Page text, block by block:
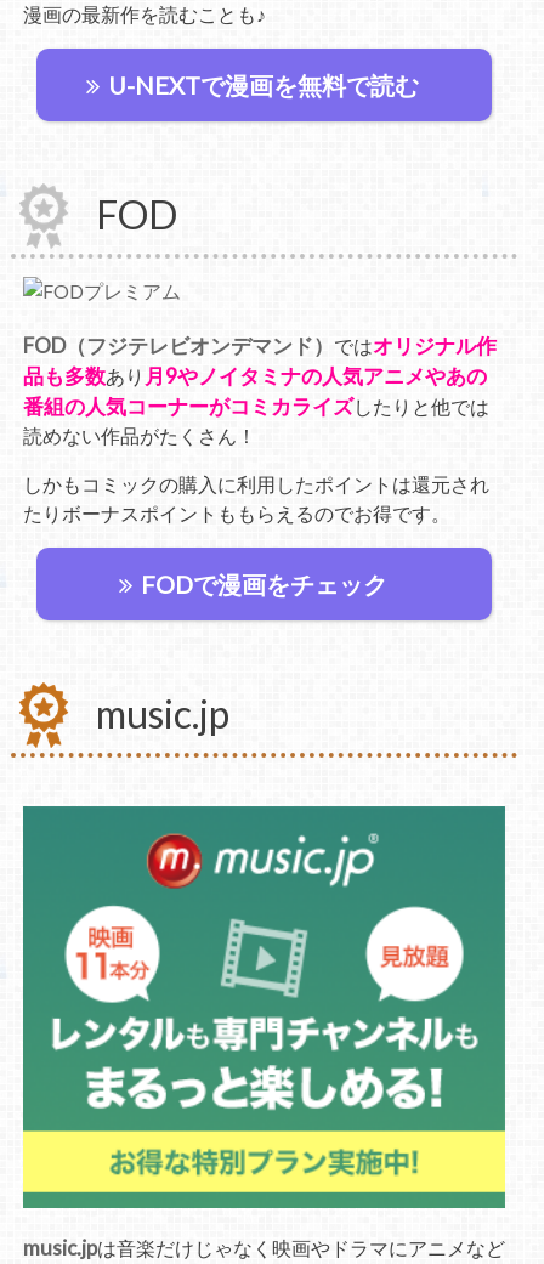
漫画の最新作を読むことも♪
U-NEXTで漫画を無料で読む
FOD
FOD（フジテレビオンデマンド） ではオリジナル作
品も多数あり 月9やノイタミナの人気アニメやあの
番組の人気コーナーがコミカライズしたりと他では
読めない作品がたくさん！
しかもコミックの購入に利用したポイントは還元され
たりボーナスポイントももらえるのでお得です。
FODで漫画をチェック
music.jp
music.jpは音楽だけじゃなく映画やドラマにアニメなど